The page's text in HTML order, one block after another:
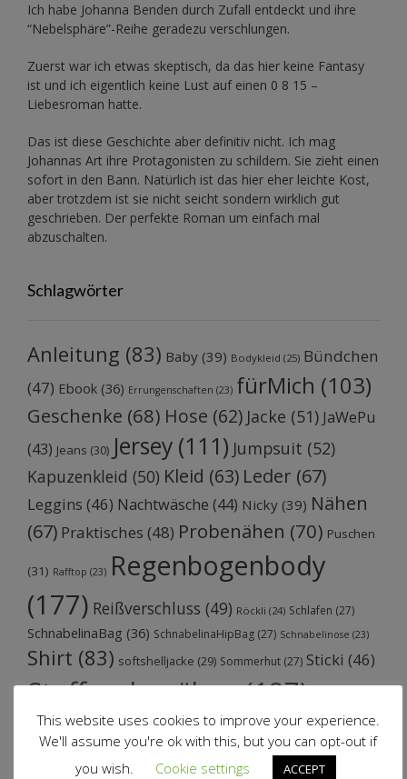
Ich habe Johanna Benden durch Zufall entdeckt und ihre
“Nebelsphäre”-Reihe geradezu verschlungen.
Zuerst war ich etwas skeptisch, da das hier keine Fantasy
ist und ich eigentlich keine Lust auf einen 0 8 15 –
Liebesroman hatte.
Das ist diese Geschichte aber definitiv nicht. Ich mag
Johannas Art ihre Protagonisten zu schildern. Sie zieht einen
sofort in den Bann. Natürlich ist das hier eher leichte Kost,
aber trotzdem ist sie nicht seicht sondern wirklich gut
geschrieben. Der perfekte Roman um einfach mal
abzuschalten.
Schlagwörter
Anleitung (83) Baby (39) Bodykleid (25) Bündchen
(47) Ebook (36) Errungenschaften (23) fürMich (103)
Geschenke (68) Hose (62) Jacke (51) JaWePu
(43) Jeans (30) Jersey (111) Jumpsuit (52)
Kapuzenkleid (50) Kleid (63) Leder (67)
Leggins (46) Nachtwäsche (44) Nicky (39) Nähen
(67) Praktisches (48) Probenähen (70) Puschen
(31) Rafftop (23) Regenbogenbody
(177) Reißverschluss (49) Röckli (24) Schlafen (27)
SchnabelinaBag (36) SchnabelinaHipBag (27) Schnabelinose (23)
Shirt (83) softshelljacke (29) Sommerhut (27) Sticki (46)
Stoffprobenähen(187)
(62) Sweat(53)Tasche(100) Trotzkopf(34)
Webware (39) Wolle(35)
This website uses cookies to improve your experience.
We'll assume you're ok with this, but you can opt-out if
you wish.
Cookie settings ACCEPT